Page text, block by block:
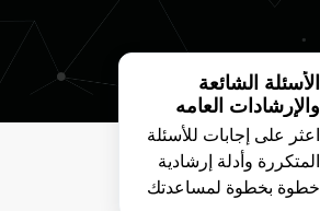
الأسئلة الشائعة
والإرشادات العامه
اعثر على إجابات للأسئلة
المتكررة وأدلة إرشادية
خطوة بخطوة لمساعدتك